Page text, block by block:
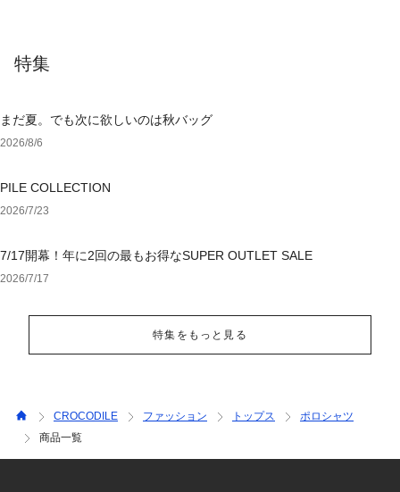
特集
まだ夏。でも次に欲しいのは秋バッグ
2026/8/6
PILE COLLECTION
2026/7/23
7/17開幕！年に2回の最もお得なSUPER OUTLET SALE
2026/7/17
特集をもっと見る
CROCODILE ファッション トップス
ポロシャツ
商品一覧